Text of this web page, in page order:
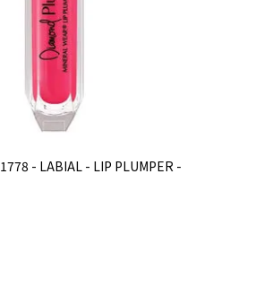
- LABIAL - LIP PLUMPER -